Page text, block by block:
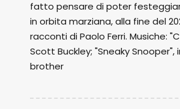
fatto pensare di poter
in orbita marziana, alla fine del
racconti di Paolo Ferri. Musiche:
Scott Buckley; "Sneaky
brother